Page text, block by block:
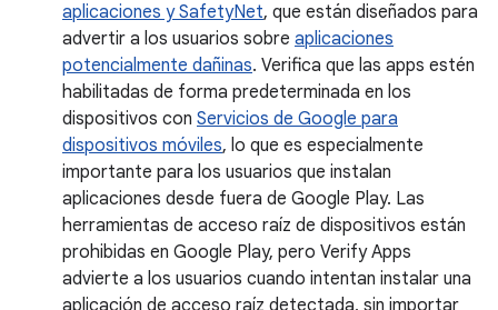
aplicaciones y SafetyNet, que están diseñados para
advertir a los usuarios sobre aplicaciones
potencialmente dañinas. Verifica que las apps estén
habilitadas de forma predeterminada en los
dispositivos con Servicios de Google para
dispositivos móviles, lo que es especialmente
importante para los usuarios que instalan
aplicaciones desde fuera de Google Play. Las
herramientas de acceso raíz de dispositivos están
prohibidas en Google Play, pero Verify Apps
advierte a los usuarios cuando intentan instalar una
aplicación de acceso raíz detectada, sin importar